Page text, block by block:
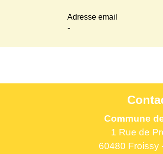
Adresse email
-
Commune
1 Rue de
60480 Froissy